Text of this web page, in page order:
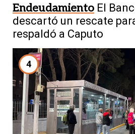
Endeudamiento El
descartó un rescate
respaldó a Caputo
4